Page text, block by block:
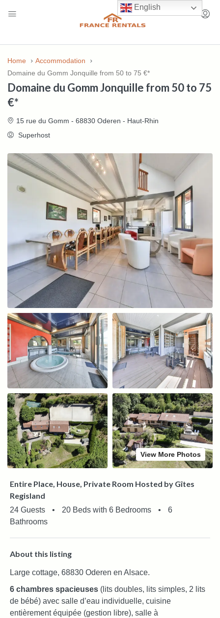
Home
Accommodation
Domaine du Gomm Jonquille from 50 to 75 €*
Domaine du Gomm Jonquille from 50 to 75
€*
15 rue du Gomm - 68830 Oderen - Haut-Rhin
Superhost
View More Photos
Entire Place, House, Private Room Hosted by Gîtes
Regisland
24 Guests • 20 Beds with 6 Bedrooms •
6
Bathrooms
About this listing
Large cottage, 68830 Oderen en Alsace.
6 chambres spacieuses (lits doubles, lits simples, 2 lits
de bébé) avec salle d’eau individuelle, cuisine
entièrement équipée (gestion libre), salle à
English